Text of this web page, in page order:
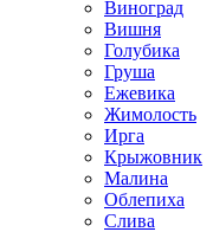
Виноград
Вишня
Голубика
Груша
Ежевика
Жимолость
Ирга
Крыжовник
Малина
Облепиха
Слива